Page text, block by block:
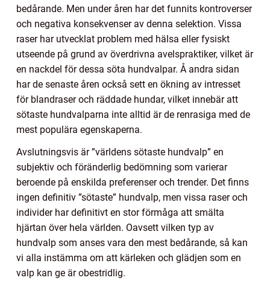
bedårande. Men under åren har det funnits kontroverser
och negativa konsekvenser av denna selektion. Vissa
raser har utvecklat problem med hälsa eller fysiskt
utseende på grund av överdrivna avelspraktiker, vilket är
en nackdel för dessa söta hundvalpar. Å andra sidan
har de senaste åren också sett en ökning av intresset
för blandraser och räddade hundar, vilket innebär att
sötaste hundvalparna inte alltid är de renrasiga med de
mest populära egenskaperna.
Avslutningsvis är ”världens sötaste hundvalp” en
subjektiv och föränderlig bedömning som varierar
beroende på enskilda preferenser och trender. Det finns
ingen definitiv ”sötaste” hundvalp, men vissa raser och
individer har definitivt en stor förmåga att smälta
hjärtan över hela världen. Oavsett vilken typ av
hundvalp som anses vara den mest bedårande, så kan
vi alla instämma om att kärleken och glädjen som en
valp kan ge är obestridlig.